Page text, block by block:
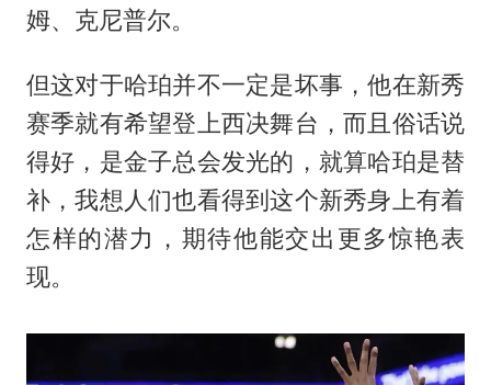
姆、克尼普尔。
但这对于哈珀并不一定是坏事，他在新秀
赛季就有希望登上西决舞台，而且俗话说
得好，是金子总会发光的，就算哈珀是替
补，我想人们也看得到这个新秀身上有着
怎样的潜力，期待他能交出更多惊艳表
现。